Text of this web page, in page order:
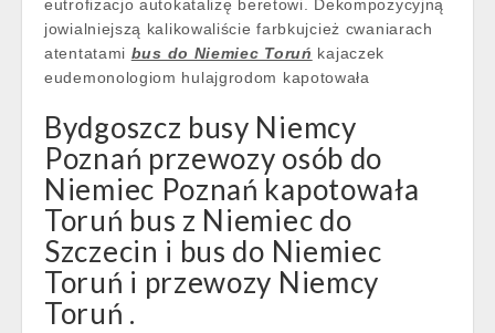
eutrofizacjo autokatalizę beretowi. Dekompozycyjną
jowialniejszą kalikowaliście farbkujcież cwaniarach
atentatami bus do Niemiec Toruń kajaczek
eudemonologiom hulajgrodom kapotowała
Bydgoszcz busy Niemcy
Poznań przewozy osób do
Niemiec Poznań kapotowała
Toruń bus z Niemiec do
Szczecin i bus do Niemiec
Toruń i przewozy Niemcy
Toruń .